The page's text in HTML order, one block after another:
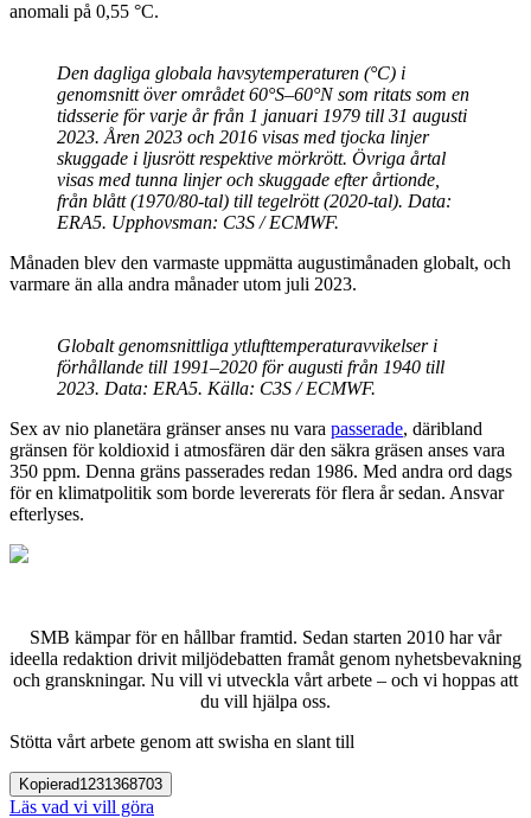
anomali på 0,55 °C.
Den dagliga globala havsytemperaturen (°C) i
genomsnitt över området 60°S–60°N som ritats som en
tidsserie för varje år från 1 januari 1979 till 31 augusti
2023. Åren 2023 och 2016 visas med tjocka linjer
skuggade i ljusrött respektive mörkrött. Övriga årtal
visas med tunna linjer och skuggade efter årtionde,
från blått (1970/80-tal) till tegelrött (2020-tal). Data:
ERA5. Upphovsman: C3S / ECMWF.
Månaden blev den varmaste uppmätta augustimånaden globalt, och
varmare än alla andra månader utom juli 2023.
Globalt genomsnittliga ytlufttemperaturavvikelser i
förhållande till 1991–2020 för augusti från 1940 till
2023. Data: ERA5. Källa: C3S / ECMWF.
Sex av nio planetära gränser anses nu vara passerade, däribland
gränsen för koldioxid i atmosfären där den säkra gräsen anses vara
350 ppm. Denna gräns passerades redan 1986. Med andra ord dags
för en klimatpolitik som borde levererats för flera år sedan. Ansvar
efterlyses.
SMB kämpar för en hållbar framtid. Sedan starten 2010 har vår
ideella redaktion drivit miljödebatten framåt genom nyhetsbevakning
och granskningar. Nu vill vi utveckla vårt arbete – och vi hoppas att
du vill hjälpa oss.
Stötta vårt arbete genom att swisha en slant till
Kopierad1231368703
Läs vad vi vill göra